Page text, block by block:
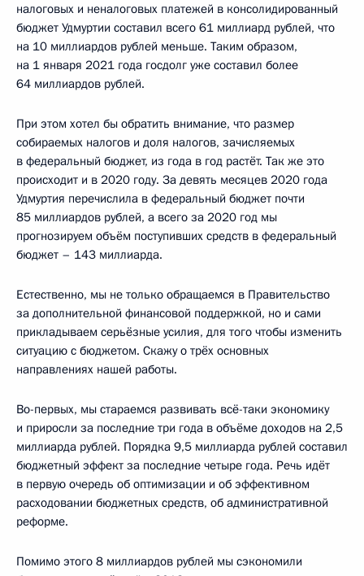
налоговых и неналоговых платежей в консолидированный
бюджет Удмуртии составил всего 61 миллиард рублей, что
на 10 миллиардов рублей меньше. Таким образом,
на 1 января 2021 года госдолг уже составил более
64 миллиардов рублей.
При этом хотел бы обратить внимание, что размер
собираемых налогов и доля налогов, зачисляемых
в федеральный бюджет, из года в год растёт. Так же это
происходит и в 2020 году. За девять месяцев 2020 года
Удмуртия перечислила в федеральный бюджет почти
85 миллиардов рублей, а всего за 2020 год мы
прогнозируем объём поступивших средств в федеральный
бюджет – 143 миллиарда.
Естественно, мы не только обращаемся в Правительство
за дополнительной финансовой поддержкой, но и сами
прикладываем серьёзные усилия, для того чтобы изменить
ситуацию с бюджетом. Скажу о трёх основных
направлениях нашей работы.
Во-первых, мы стараемся развивать всё-таки экономику
и приросли за последние три года в объёме доходов на 2,5
миллиарда рублей. Порядка 9,5 миллиарда рублей составил
бюджетный эффект за последние четыре года. Речь идёт
в первую очередь об оптимизации и об эффективном
расходовании бюджетных средств, об административной
реформе.
Помимо этого 8 миллиардов рублей мы сэкономили